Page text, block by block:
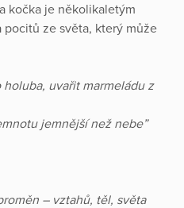
kočka je několikaletým
ze světa, který může
uvařit marmeládu z
jemnější než nebe”
– vztahů, těl, světa